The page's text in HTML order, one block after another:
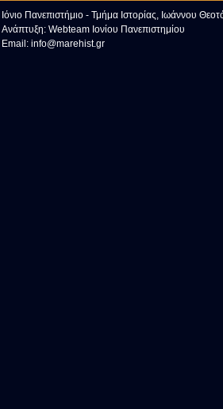
Ιόνιο Πανεπιστήμιο - Τμήμα Ιστορίας, Ιωάννου
Ανάπτυξη: Webteam Ιονίου Πανεπιστημίου
Email: info@marehist.gr